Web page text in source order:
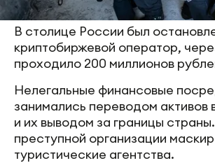
В столице России был
криптобиржевой оператор,
проходило 200 миллионов
Нелегальные финансовые
занимались переводом активов
и их выводом за границы
преступной организации
туристические агентства.